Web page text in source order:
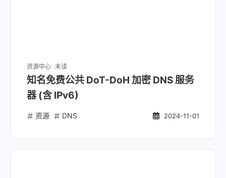
资源中心 未读
知名免费公共 DoT-DoH 加密 DNS 服务
器 (含 IPv6)
2024-11-01
资源 DNS